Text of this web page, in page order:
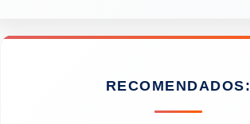
RECOMENDADOS: